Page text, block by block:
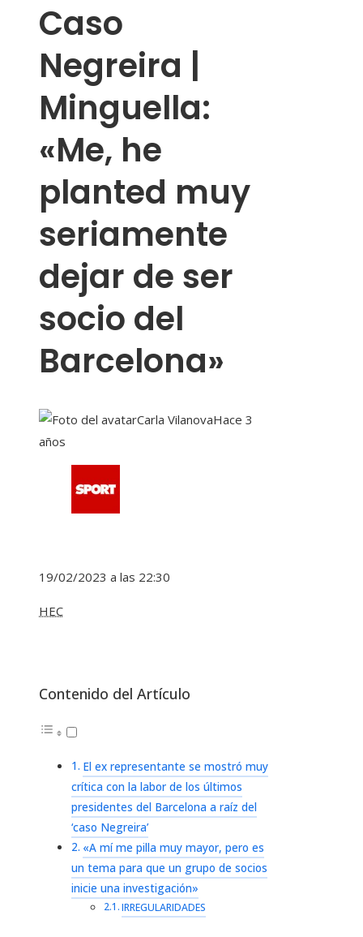
Caso
Negreira |
Minguella:
«Me, he
planted muy
seriamente
dejar de ser
socio del
Barcelona»
Carla VilanovaHace 3
años
19/02/2023 a las 22:30
HEC
Contenido del Artículo
El ex representante se mostró muy
crítica con la labor de los últimos
presidentes del Barcelona a raíz del
‘caso Negreira’
«A mí me pilla muy mayor, pero es
un tema para que un grupo de socios
inicie una investigación»
IRREGULARIDADES